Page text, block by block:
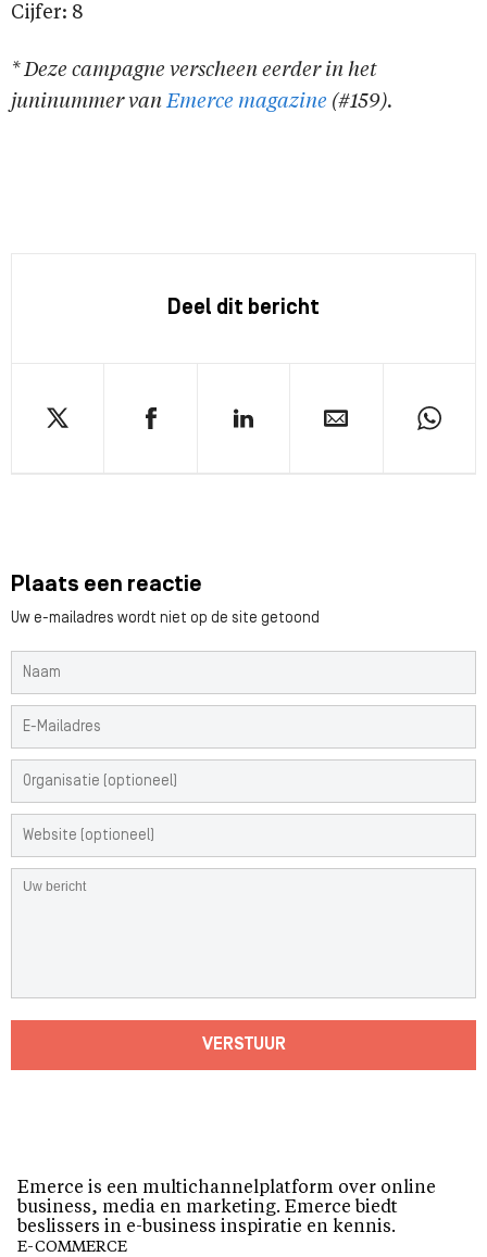
Cijfer: 8
* Deze campagne verscheen eerder in het
juninummer van Emerce magazine (#159).
Deel dit bericht
Plaats een reactie
Uw e-mailadres wordt niet op de site getoond
VERSTUUR
Emerce is een multichannelplatform over online
business, media en marketing. Emerce biedt
beslissers in e-business inspiratie en kennis.
E-COMMERCE